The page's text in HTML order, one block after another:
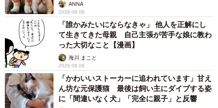
ANNA
2026.08.06
「誰かみたいにならなきゃ」 他人を正解にし
て生きてきた母親 自己主張が苦手な娘に教わ
った大切なこと【漫画】
海川 まこと
2026.08.06
「かわいいストーカーに追われています」甘え
ん坊な元保護猫 最後は飼い主にダイブする姿
に「間違いなく犬」「完全に親子」と反響